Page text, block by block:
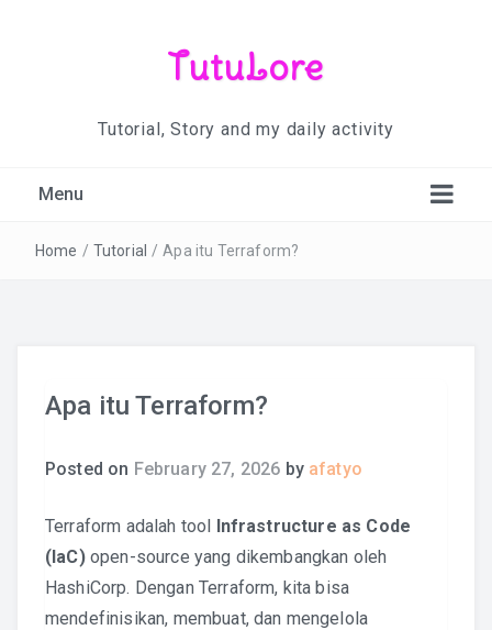
TutuLore
Tutorial, Story and my daily activity
Menu
Home / Tutorial / Apa itu Terraform?
Apa itu Terraform?
Posted on February 27, 2026 by afatyo
Terraform adalah tool Infrastructure as Code
(IaC)open-source yang dikembangkan oleh
HashiCorp. Dengan Terraform, kita bisa
mendefinisikan, membuat, dan mengelola